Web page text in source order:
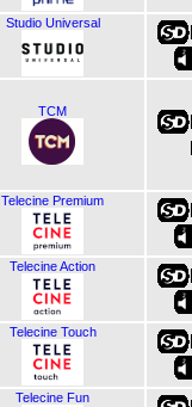
Studio Universal
TCM
Telecine Premium
Telecine Action
Telecine Touch
Telecine Fun